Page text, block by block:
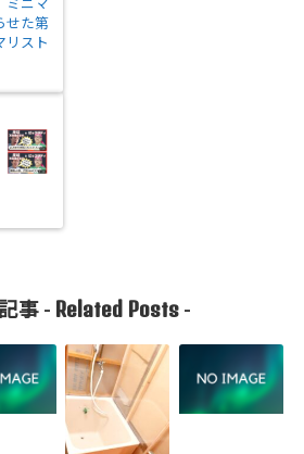
せた第
リスト
事 - Related Posts-